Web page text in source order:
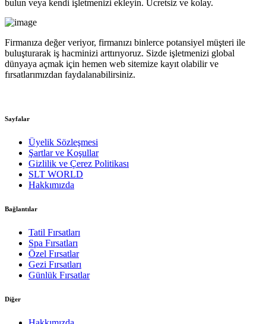
Firmanıza değer veriyor, firmanızı binlerce potansiyel müşteri ile
buluşturarak iş hacminizi arttırıyoruz. Sizde işletmenizi global
dünyaya açmak için hemen web sitemize kayıt olabilir ve
fırsatlarımızdan faydalanabilirsiniz.
Sayfalar
Üyelik Sözleşmesi
Şartlar ve Koşullar
Gizlilik ve Çerez Politikası
SLT WORLD
Hakkımızda
Bağlantılar
Tatil Fırsatları
Spa Fırsatları
Özel Fırsatlar
Gezi Fırsatları
Günlük Fırsatlar
Diğer